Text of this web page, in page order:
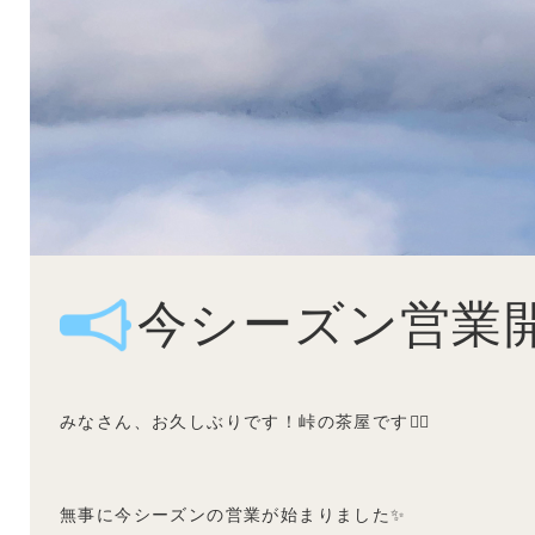
今シーズン営業
みなさん、お久しぶりです！峠の茶屋です💁‍♀️
無事に今シーズンの営業が始まりました✨